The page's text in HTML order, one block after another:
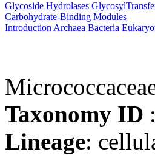
Glycoside Hydrolases
Carbohydrate-Binding Modules
Introduction Archaea Bacteria
Taxonomy ID :
Lineage: